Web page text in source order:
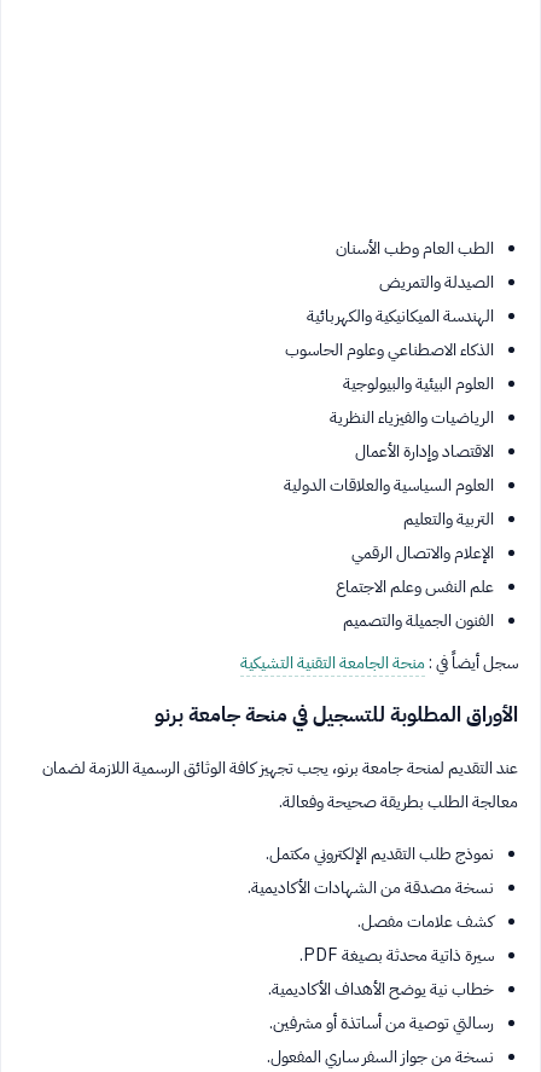
الطب العام وطب الأسنان
الصيدلة والتمريض
الهندسة الميكانيكية والكهربائية
الذكاء الاصطناعي وعلوم الحاسوب
العلوم البيئية والبيولوجية
الرياضيات والفيزياء النظرية
الاقتصاد وإدارة الأعمال
العلوم السياسية والعلاقات الدولية
التربية والتعليم
الإعلام والاتصال الرقمي
علم النفس وعلم الاجتماع
الفنون الجميلة والتصميم
سجل أيضاً في :منحة الجامعة التقنية التشيكية
الأوراق المطلوبة للتسجيل في منحة جامعة برنو
عند التقديم لمنحة جامعة برنو، يجب تجهيز كافة الوثائق الرسمية اللازمة لضمان
معالجة الطلب بطريقة صحيحة وفعالة.
نموذج طلب التقديم الإلكتروني مكتمل.
نسخة مصدقة من الشهادات الأكاديمية.
كشف علامات مفصل.
سيرة ذاتية محدثة بصيغة PDF.
خطاب نية يوضح الأهداف الأكاديمية.
رسالتي توصية من أساتذة أو مشرفين.
نسخة من جواز السفر ساري المفعول.